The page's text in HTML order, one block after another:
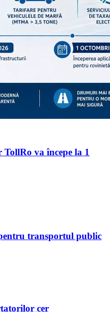
va începe la 1
transportul public
cer